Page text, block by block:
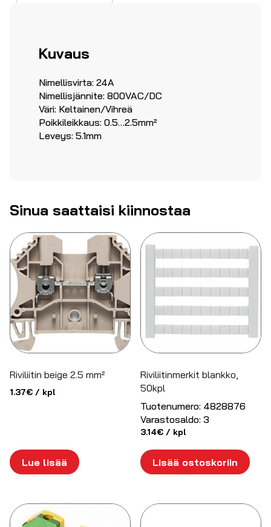
Kuvaus
Nimellisvirta: 24A
Nimellisjännite: 800VAC/DC
Väri: Keltainen/Vihreä
Poikkileikkaus: 0.5…2.5mm²
Leveys: 5.1mm
Sinua saattaisi kiinnostaa
Riviliitin beige 2.5 mm²
1.37€ / kpl
Lue lisää
Riviliitinmerkit blankko,
50kpl
Tuotenumero: 4828876
Varastosaldo: 3
3.14€ / kpl
Lisää ostoskoriin